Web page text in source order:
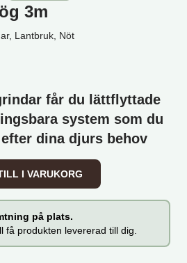
3m
Lantbruk, Nöt
får du lättflyttade
system som du
dina djurs behov
I VARUKORG
på plats.
få produkten levererad till dig.